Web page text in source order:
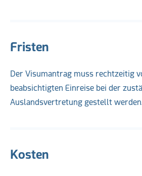
Fristen
Der Visumantrag muss rechtzeitig
beabsichtigten Einreise bei der
Auslandsvertretung gestellt
Kosten